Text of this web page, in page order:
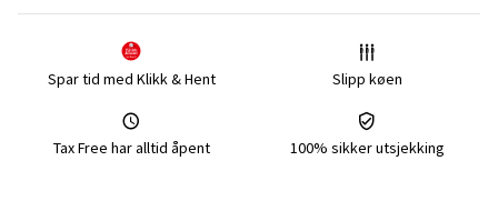
Spar tid med Klikk & Hent Slipp køen
Tax Free har alltid åpent 100% sikker utsjekking